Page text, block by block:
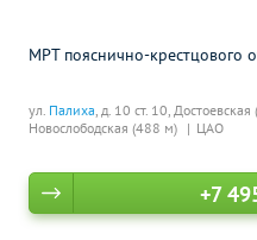
ул. Палиха, д. 10 ст. 10,
Новослободская (488 м)
ЦАО
МРТ пояснично-крестцового
+7